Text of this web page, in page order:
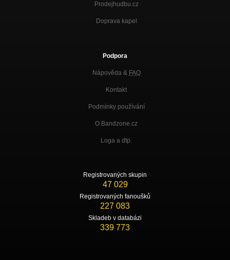
Prodejhudbu.cz
Doprava kapel
Podpora
Nápověda & FAQ
Kontakt
Podmínky používání
O Bandzone.cz
Loga a dtp.
Registrovaných skupin
47 029
Registrovaných fanoušků
227 083
Skladeb v databázi
339 773